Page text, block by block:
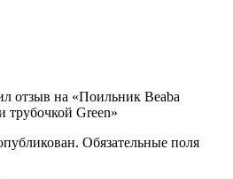
отзыв на «Поильник Beaba
Green»
Обязательные поля